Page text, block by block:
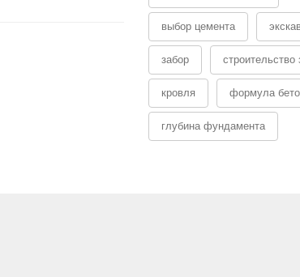
выбор цемента
забор строительство
кровля формула
глубина фундамента